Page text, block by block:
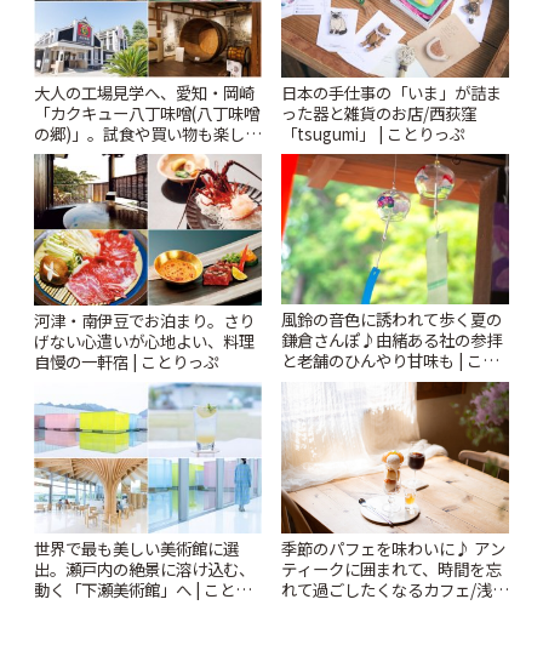
大人の工場見学へ、愛知・岡崎
「カクキュー八丁味噌(八丁味噌
の郷)」。試食や買い物も楽しみ
♪ | ことりっぷ
日本の手仕事の「いま」が詰ま
った器と雑貨のお店/西荻窪
「tsugumi」 | ことりっぷ
河津・南伊豆でお泊まり。さり
げない心遣いが心地よい、料理
自慢の一軒宿 | ことりっぷ
風鈴の音色に誘われて歩く夏の
鎌倉さんぽ♪由緒ある社の参拝
と老舗のひんやり甘味も | こと
りっぷ
世界で最も美しい美術館に選
出。瀬戸内の絶景に溶け込む、
動く「下瀬美術館」へ | ことり
季節のパフェを味わいに♪ アン
ティークに囲まれて、時間を忘
れて過ごしたくなるカフェ/浅草